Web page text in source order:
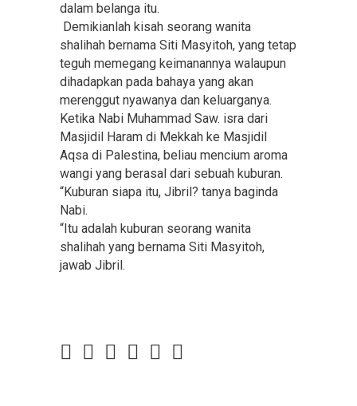
dalam belanga itu.
Demikianlah kisah seorang wanita
shalihah bernama Siti Masyitoh, yang tetap
teguh memegang keimanannya walaupun
dihadapkan pada bahaya yang akan
merenggut nyawanya dan keluarganya.
Ketika Nabi Muhammad Saw. isra dari
Masjidil Haram di Mekkah ke Masjidil
Aqsa di Palestina, beliau mencium aroma
wangi yang berasal dari sebuah kuburan.
“Kuburan siapa itu, Jibril? tanya baginda
Nabi.
“Itu adalah kuburan seorang wanita
shalihah yang bernama Siti Masyitoh,
jawab Jibril.